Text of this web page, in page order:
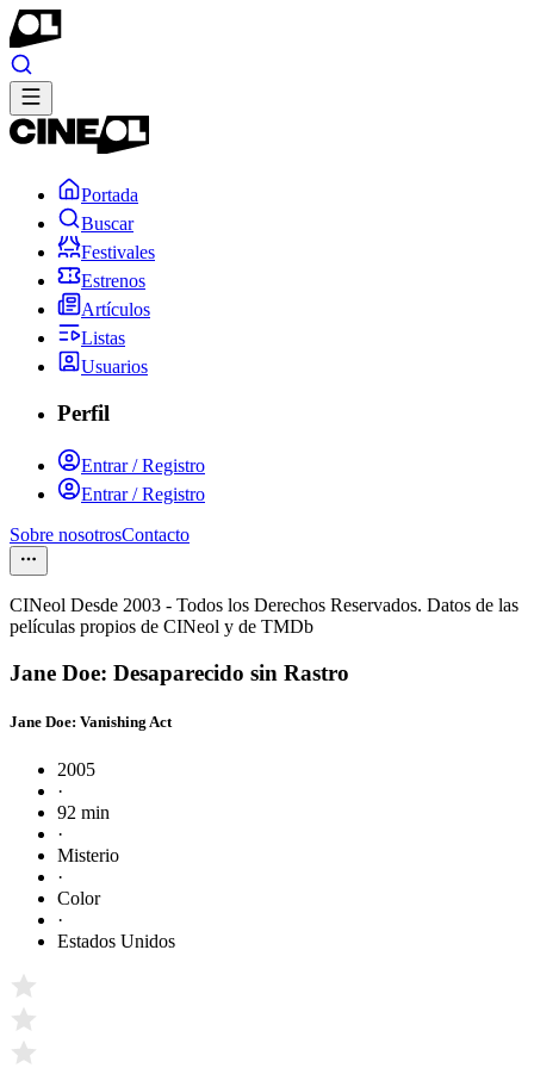
Portada
Buscar
Festivales
Estrenos
Artículos
Listas
Usuarios
Perfil
Entrar / Registro
Entrar / Registro
Sobre nosotrosContacto
CINeol Desde 2003 - Todos los Derechos Reservados. Datos de las
películas propios de CINeol y de TMDb
Jane Doe: Desaparecido sin Rastro
Jane Doe: Vanishing Act
2005
·
92 min
·
Misterio
·
Color
·
Estados Unidos